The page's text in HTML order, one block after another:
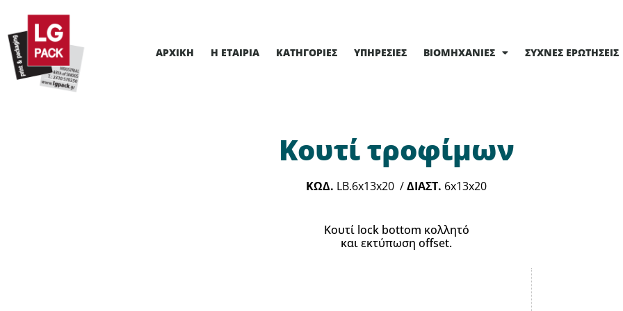
ΑΡΧΙΚΉ Η ΕΤΑΙΡΊΑ ΚΑΤΗΓΟΡΊΕΣ ΥΠΗΡΕΣΊΕΣ ΒΙΟΜΗΧΑΝΊΕΣ ΣΥΧΝΈΣ ΕΡΩΤΉΣΕΙΣ
Κουτί τροφίμων
ΚΩΔ. LB.6x13x20 /ΔΙΑΣΤ. 6x13x20
Κουτί lock bottom κολλητό
και εκτύπωση offset.